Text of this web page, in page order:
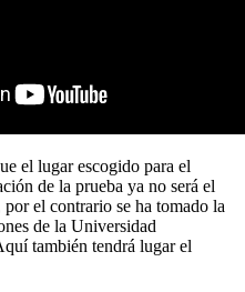
el lugar escogido para el
de la prueba ya no será el
por el contrario se ha tomado la
de la Universidad
también tendrá lugar el